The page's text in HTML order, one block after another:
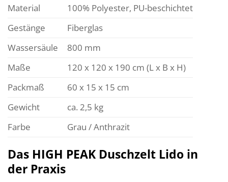
Material
100% Polyester, PU-beschichtet
Gestänge
Fiberglas
Wassersäule
800 mm
Maße
120 x 120 x 190 cm (L x B x H)
Packmaß
60 x 15 x 15 cm
Gewicht
ca. 2,5 kg
Farbe
Grau / Anthrazit
Das HIGH PEAK Duschzelt Lido in
der Praxis